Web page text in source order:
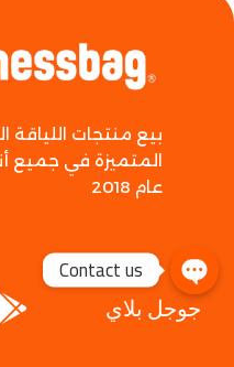
بيع منتجات اللياقة
المتميزة في جميع
عام 2018
جوجل بلاي
Contact us